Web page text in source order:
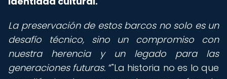
La preservación de estos barcos no solo es un
desafío técnico, sino un compromiso con
nuestra herencia y un legado para las
generaciones futuras. "La historia no es lo que